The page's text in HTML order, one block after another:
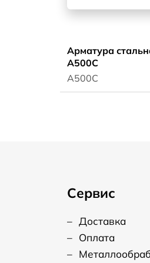
Арматура
А500С
А500С
Сервис
– Доставка
– Оплата
–